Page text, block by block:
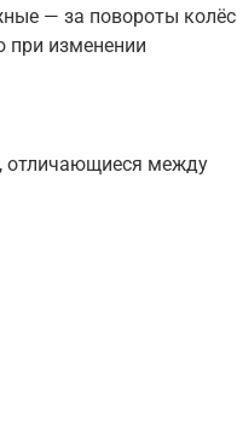
— за повороты колёс
при изменении
отличающиеся между